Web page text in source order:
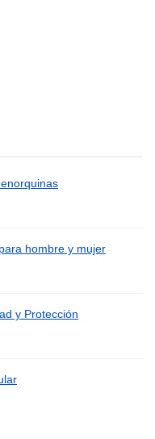
hombre y mujer
y Protección